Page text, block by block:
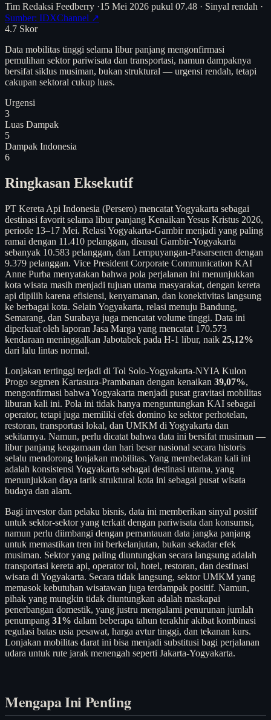
Tim Redaksi Feedberry ·15 Mei 2026 pukul 07.48 · Sinyal rendah ·
Sumber: IDXChannel ↗
4.7 Skor
Data mobilitas tinggi selama libur panjang mengonfirmasi
pemulihan sektor pariwisata dan transportasi, namun dampaknya
bersifat siklus musiman, bukan struktural — urgensi rendah, tetapi
cakupan sektoral cukup luas.
Urgensi
3
Luas Dampak
5
Dampak Indonesia
6
Ringkasan Eksekutif
PT Kereta Api Indonesia (Persero) mencatat Yogyakarta sebagai
destinasi favorit selama libur panjang Kenaikan Yesus Kristus 2026,
periode 13–17 Mei. Relasi Yogyakarta-Gambir menjadi yang paling
ramai dengan 11.410 pelanggan, disusul Gambir-Yogyakarta
sebanyak 10.583 pelanggan, dan Lempuyangan-Pasarsenen dengan
9.379 pelanggan. Vice President Corporate Communication KAI
Anne Purba menyatakan bahwa pola perjalanan ini menunjukkan
kota wisata masih menjadi tujuan utama masyarakat, dengan kereta
api dipilih karena efisiensi, kenyamanan, dan konektivitas langsung
ke berbagai kota. Selain Yogyakarta, relasi menuju Bandung,
Semarang, dan Surabaya juga mencatat volume tinggi. Data ini
diperkuat oleh laporan Jasa Marga yang mencatat 170.573
kendaraan meninggalkan Jabotabek pada H-1 libur, naik 25,12%
dari lalu lintas normal.
Lonjakan tertinggi terjadi di Tol Solo-Yogyakarta-NYIA Kulon
Progo segmen Kartasura-Prambanan dengan kenaikan 39,07%,
mengonfirmasi bahwa Yogyakarta menjadi pusat gravitasi mobilitas
liburan kali ini. Pola ini tidak hanya menguntungkan KAI sebagai
operator, tetapi juga memiliki efek domino ke sektor perhotelan,
restoran, transportasi lokal, dan UMKM di Yogyakarta dan
sekitarnya. Namun, perlu dicatat bahwa data ini bersifat musiman —
libur panjang keagamaan dan hari besar nasional secara historis
selalu mendorong lonjakan mobilitas. Yang membedakan kali ini
adalah konsistensi Yogyakarta sebagai destinasi utama, yang
menunjukkan daya tarik struktural kota ini sebagai pusat wisata
budaya dan alam.
Bagi investor dan pelaku bisnis, data ini memberikan sinyal positif
untuk sektor-sektor yang terkait dengan pariwisata dan konsumsi,
namun perlu diimbangi dengan pemantauan data jangka panjang
untuk memastikan tren ini berkelanjutan, bukan sekadar efek
musiman. Sektor yang paling diuntungkan secara langsung adalah
transportasi kereta api, operator tol, hotel, restoran, dan destinasi
wisata di Yogyakarta. Secara tidak langsung, sektor UMKM yang
memasok kebutuhan wisatawan juga terdampak positif. Namun,
pihak yang mungkin tidak diuntungkan adalah maskapai
penerbangan domestik, yang justru mengalami penurunan jumlah
penumpang 31% dalam beberapa tahun terakhir akibat kombinasi
regulasi batas usia pesawat, harga avtur tinggi, dan tekanan kurs.
Lonjakan mobilitas darat ini bisa menjadi substitusi bagi perjalanan
udara untuk rute jarak menengah seperti Jakarta-Yogyakarta.
Mengapa Ini Penting